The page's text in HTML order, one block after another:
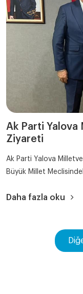
Ak Parti Yalova
Ziyareti
Ak Parti Yalova
Büyük Millet
Daha fazla oku